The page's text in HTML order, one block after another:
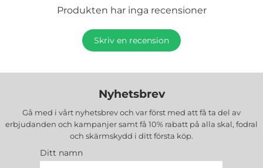
Produkten har inga recensioner
Skriv en recension
Nyhetsbrev
Gå med i vårt nyhetsbrev och var först med att få ta del av
erbjudanden och kampanjer samt få 10% rabatt på alla skal, fodral
och skärmskydd i ditt första köp.
Ditt namn